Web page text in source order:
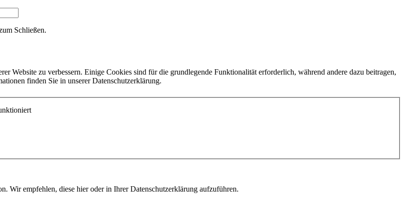
Schließen.
Website zu verbessern. Einige Cookies sind für die grundlegende Funktionalität erforderlich, während andere dazu beitragen,
finden Sie in unserer Datenschutzerklärung.
Wir empfehlen, diese hier oder in Ihrer Datenschutzerklärung aufzuführen.